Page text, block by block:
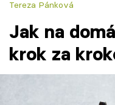
Témata
Tereza Pánková
Jak na
krok za